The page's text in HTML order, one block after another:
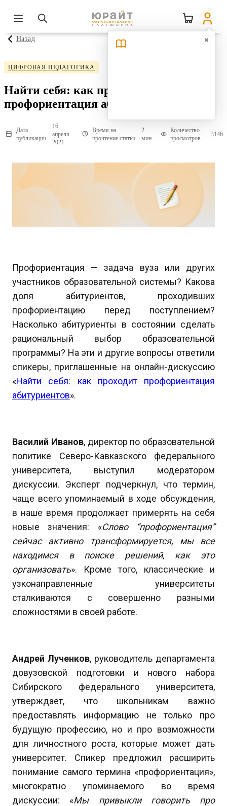
Назад
ЦИФРОВАЯ ПЕДАГОГИКА
Найти себя: как проходит
профориентация абитуриентов
Дата
публикации
16
апреля
2021
Время на
прочтение статьи
2
мин
Количество
просмотров
3146
Профориентация — задача вуза или других
участников образовательной системы? Какова
доля абитуриентов, проходивших
профориентацию перед поступлением?
Насколько абитуриенты в состоянии сделать
рациональный выбор образовательной
программы? На эти и другие вопросы ответили
спикеры, приглашенные на онлайн-дискуссию
«Найти себя: как проходит профориентация
абитуриентов».
Василий Иванов, директор по образовательной
политике Северо-Кавказского федерального
университета, выступил модератором
дискуссии. Эксперт подчеркнул, что термин,
чаще всего упоминаемый в ходе обсуждения,
в наше время продолжает примерять на себя
новые значения: «Слово “профориентация”
сейчас активно трансформируется, мы все
находимся в поиске решений, как это
организовать». Кроме того, классические и
узконаправленные университеты
сталкиваются с совершенно разными
сложностями в своей работе.
Андрей Лученков, руководитель департамента
довузовской подготовки и нового набора
Сибирского федерального университета,
утверждает, что школьникам важно
предоставлять информацию не только про
будущую профессию, но и про возможности
для личностного роста, которые может дать
университет. Спикер предложил расширить
понимание самого термина «профориентация»,
многократно упоминаемого во время
дискуссии: «Мы привыкли говорить про